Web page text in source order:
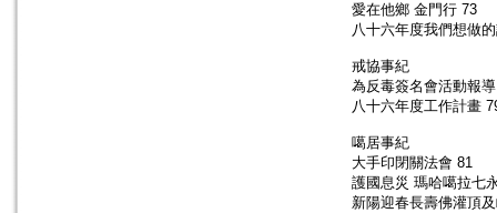
愛在他鄉 金門行 73
八十六年度我們想做
戒協事紀
為反毒簽名會活動報
八十六年度工作計畫
噶居事紀
大手印閉關法會 81
護國息災 瑪哈噶拉七
新陽迎春長壽佛灌頂